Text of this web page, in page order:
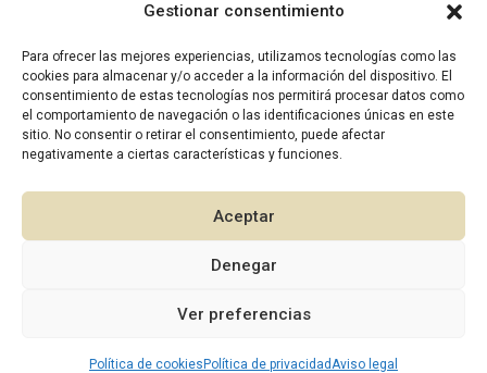
Gestionar consentimiento
Para ofrecer las mejores experiencias, utilizamos tecnologías como las
cookies para almacenar y/o acceder a la información del dispositivo. El
consentimiento de estas tecnologías nos permitirá procesar datos como
el comportamiento de navegación o las identificaciones únicas en este
sitio. No consentir o retirar el consentimiento, puede afectar
negativamente a ciertas características y funciones.
Aceptar
Denegar
Ver preferencias
Política de cookies Política de privacidadAviso legal
directamente a la clínica. Esperamos volver
pronto a la normalidad, gracias por su
comprensión.
Contacto:
Teléfono: 968 860 289
2026 © Diseño:Murcia Multimedia